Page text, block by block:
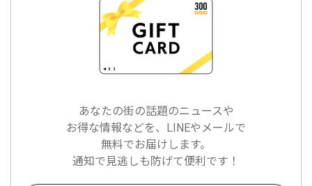
あなたの街の話題のニュースや
お得な情報などを、LINEやメールで
無料でお届けします。
通知で見逃しも防げて便利です！